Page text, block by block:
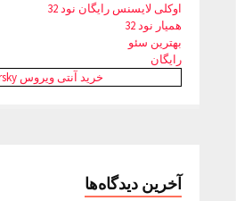
اوکلی لایسنس رایگان نود 32
همیار نود 32
بهترین سئو
رایگان
خرید آنتی ویروس Kaspersky
آخرین دیدگاه‌ها